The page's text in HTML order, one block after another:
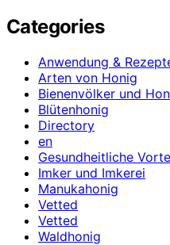
Categories
Anwendung &
Arten von Honig
Bienenvölker und
Blütenhonig
Directory
en
Gesundheitliche
Imker und Imkerei
Manukahonig
Vetted
Vetted
Waldhonig